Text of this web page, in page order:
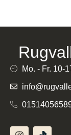
Mo. - Fr. 10-